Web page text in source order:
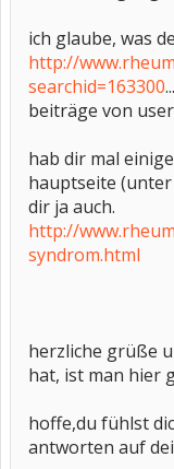
ich glaube, was
http://
searchid=163300...
beiträge von
hab dir mal
hauptseite
dir ja auch.
http://
syndrom.html
herzliche grüße
hat, ist man hier
hoffe,du fühlst
antworten auf